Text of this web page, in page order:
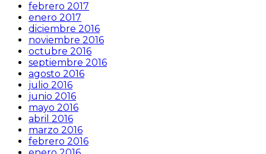
febrero 2017
enero 2017
diciembre 2016
noviembre 2016
octubre 2016
septiembre 2016
agosto 2016
julio 2016
junio 2016
mayo 2016
abril 2016
marzo 2016
febrero 2016